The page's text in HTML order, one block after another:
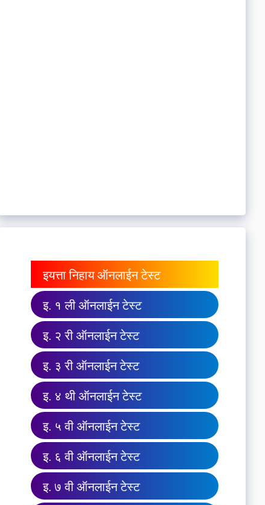
इयत्ता निहाय ऑनलाईन टेस्ट
इ. १ ली ऑनलाईन टेस्ट
इ. २ री ऑनलाईन टेस्ट
इ. ३ री ऑनलाईन टेस्ट
इ. ४ थी ऑनलाईन टेस्ट
इ. ५ वी ऑनलाईन टेस्ट
इ. ६ वी ऑनलाईन टेस्ट
इ. ७ वी ऑनलाईन टेस्ट